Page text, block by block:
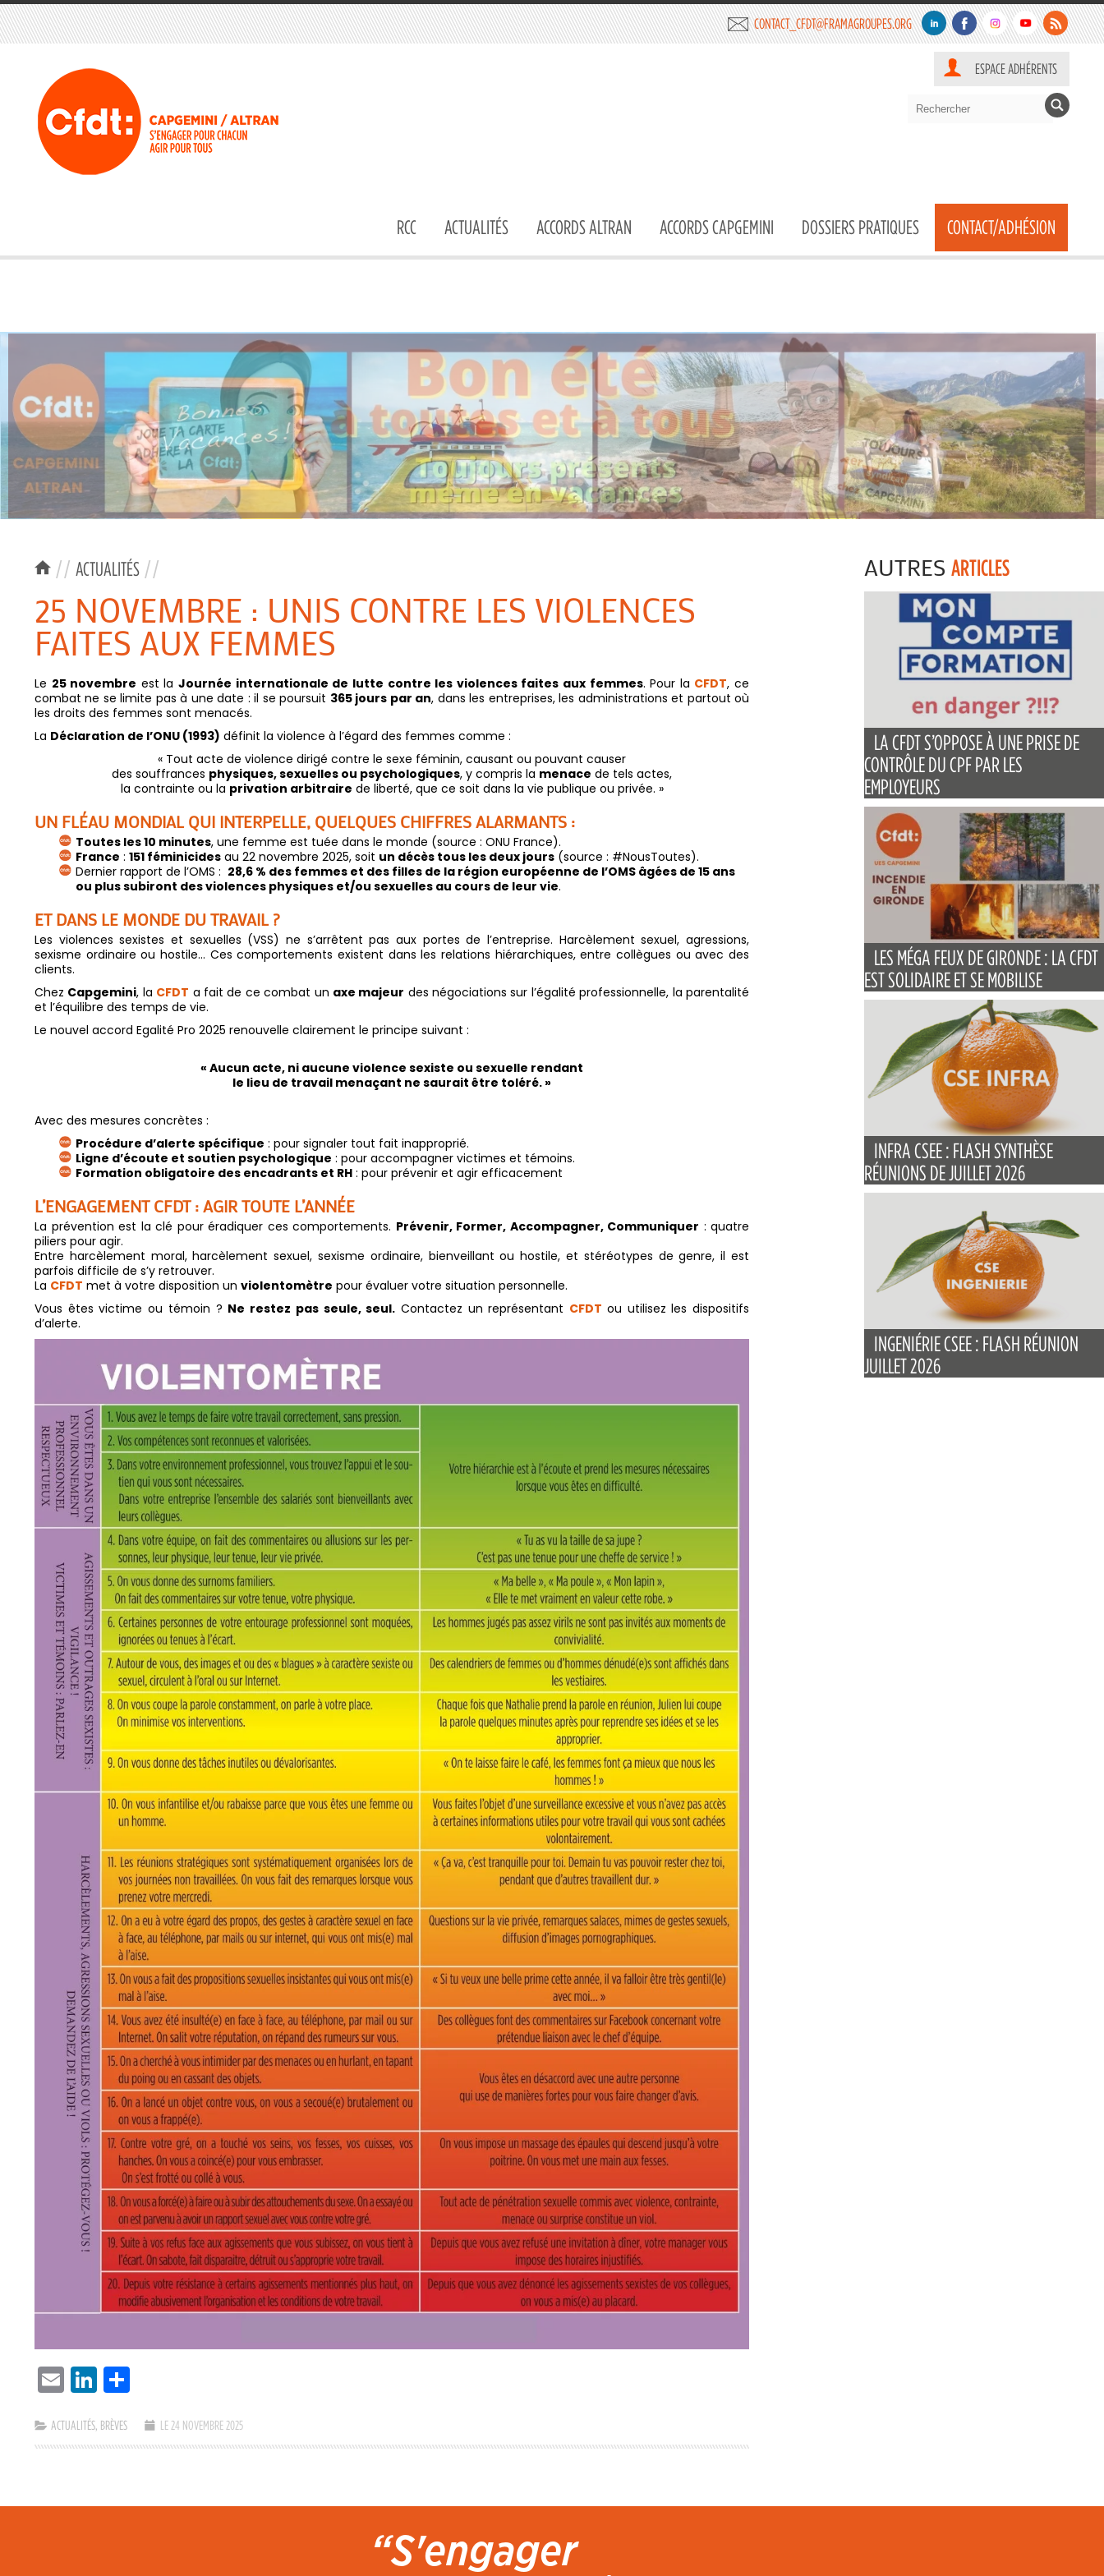
CONTACT_CFDT@FRAMAGROUPES.ORG
ESPACE ADHÉRENTS
RCC ACTUALITÉS ACCORDS ALTRAN ACCORDS CAPGEMINI DOSSIERS PRATIQUES CONTACT/ADHÉSION
// ACTUALITÉS //
25 NOVEMBRE : UNIS CONTRE LES VIOLENCES
FAITES AUX FEMMES
Le 25 novembre est laJournée internationale de lutte contre les violences faites aux femmes. Pour la CFDT, ce
combat ne se limite pas à une date : il se poursuit 365 jours par an, dans les entreprises, les administrations et partout où
les droits des femmes sont menacés.
La Déclaration de l’ONU (1993) définit la violence à l’égard des femmes comme :
« Tout acte de violence dirigé contre le sexe féminin, causant ou pouvant causer
des souffrances physiques, sexuelles ou psychologiques, y compris la menace de tels actes,
la contrainte ou la privation arbitraire de liberté, que ce soit dans la vie publique ou privée. »
UN FLÉAU MONDIAL QUI INTERPELLE, QUELQUES CHIFFRES ALARMANTS :
Toutes les 10 minutes, une femme est tuée dans le monde (source : ONU France).
France : 151 féminicides au 22 novembre 2025, soit un décès tous les deux jours (source : #NousToutes).
Dernier rapport de l’OMS : 28,6 % des femmes et des filles de la région européenne de l’OMS âgées de 15 ans
ou plus subiront des violences physiques et/ou sexuelles au cours de leur vie.
ET DANS LE MONDE DU TRAVAIL ?
Les violences sexistes et sexuelles (VSS) ne s’arrêtent pas aux portes de l’entreprise. Harcèlement sexuel, agressions,
sexisme ordinaire ou hostile… Ces comportements existent dans les relations hiérarchiques, entre collègues ou avec des
clients.
Chez Capgemini, la CFDT a fait de ce combat un axe majeur des négociations sur l’égalité professionnelle, la parentalité
et l’équilibre des temps de vie.
Le nouvel accord Egalité Pro 2025 renouvelle clairement le principe suivant :
« Aucun acte, ni aucune violence sexiste ou sexuelle rendant
le lieu de travail menaçant ne saurait être toléré. »
Avec des mesures concrètes :
Procédure d’alerte spécifique : pour signaler tout fait inapproprié.
Ligne d’écoute et soutien psychologique : pour accompagner victimes et témoins.
Formation obligatoire des encadrants et RH : pour prévenir et agir efficacement
L’ENGAGEMENT CFDT : AGIR TOUTE L’ANNÉE
La prévention est la clé pour éradiquer ces comportements. Prévenir, Former, Accompagner, Communiquer : quatre
piliers pour agir.
Entre harcèlement moral, harcèlement sexuel, sexisme ordinaire, bienveillant ou hostile, et stéréotypes de genre, il est
parfois difficile de s’y retrouver.
La CFDT met à votre disposition un violentomètre pour évaluer votre situation personnelle.
Vous êtes victime ou témoin ? Ne restez pas seule, seul. Contactez un représentant CFDT ou utilisez les dispositifs
d’alerte.
EMAIL LINKEDIN
ACTUALITÉS BRÈVES LE 24 NOVEMBRE 2025
AUTRES ARTICLES
LA CFDT S’OPPOSE À UNE PRISE DE
CONTRÔLE DU CPF PAR LES
EMPLOYEURS
LES MÉGA FEUX DE GIRONDE : LA CFDT
EST SOLIDAIRE ET SE MOBILISE
INFRA CSEE : FLASH SYNTHÈSE
RÉUNIONS DE JUILLET 2026
INGENIÉRIE CSEE : FLASH RÉUNION
JUILLET 2026
“S'engager